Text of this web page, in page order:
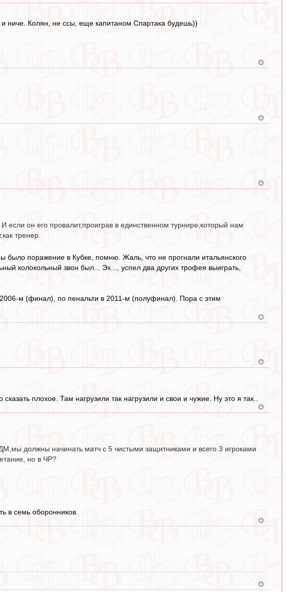
ниче. Колян, не ссы, еще капитаном Спартака будешь))
если он его провалит,проиграв в единственном турнире,который нам
тренер.
поражение в Кубке, помню. Жаль, что не прогнали итальянского
колокольный звон был... Эх..., успел два других трофея выиграть,
м (финал), по пенальти в 2011-м (полуфинал). Пора с этим
плохое. Там нагрузили так нагрузили и свои и чужие. Ну это я так..
должны начинать матч с 5 чистыми защитниками и всего 3 игроками
но в ЧР?
в семь оборонников.